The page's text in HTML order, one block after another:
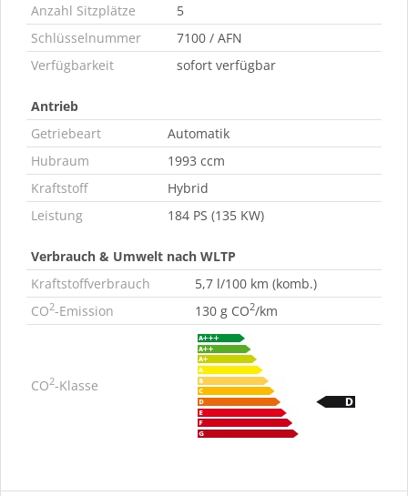
Anzahl Sitzplätze
5
Schlüsselnummer
7100 / AFN
Verfügbarkeit
sofort verfügbar
Antrieb
Getriebeart
Automatik
Hubraum
1993 ccm
Kraftstoff
Hybrid
Leistung
184 PS (135 KW)
Verbrauch & Umwelt nach WLTP
Kraftstoffverbrauch
5,7 l/100 km (komb.)
CO2-Emission 130 g CO2/km
CO2-Klasse